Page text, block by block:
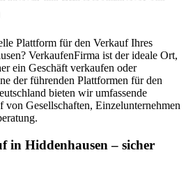
Plattform für den Verkauf Ihres
VerkaufenFirma ist der ideale Ort,
ein Geschäft verkaufen oder
der führenden Plattformen für den
bieten wir umfassende
von Gesellschaften, Einzelunternehmen
in Hiddenhausen – sicher